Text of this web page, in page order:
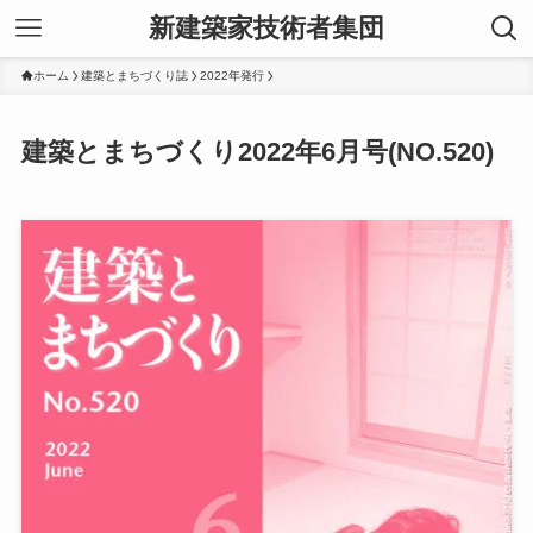
新建築家技術者集団
ホーム 建築とまちづくり誌 2022年発行
建築とまちづくり2022年6月号(NO.520)